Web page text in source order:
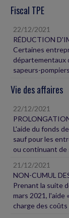
Fiscal TPE
22/12/2021
RÉDUCTION
Certaines
départementaux
sapeurs-
Vie des affaires
22/12/2021
L'aide du fonds
sauf pour les
ou continuant de
21/12/2021
NON-CUMUL
Prenant la suite
mars 2021, l'aide
charge des